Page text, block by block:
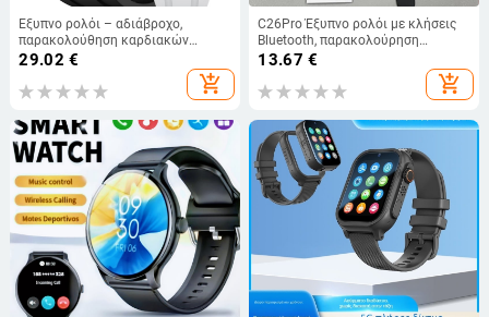
Έξυπνο ρολόι – αδιάβροχο,
παρακολούθηση καρδιακών
παλμών, μέτρηση βημάτων,
παρακολούθηση ύπνου, κλήσεις
μέσω Bluetooth
29.02 €
add_shopping_cart
C26Pro Έξυπνο ρολόι με κλήσεις
Bluetooth, παρακολούρηση
καρδιακού ρυθμού και
13.67 €
add_shopping_cart